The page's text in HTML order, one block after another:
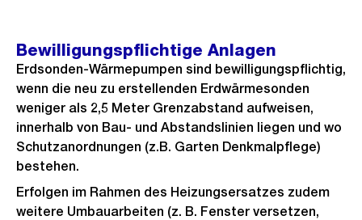
Bewilligungspflichtige Anlagen
Erdsonden-Wärmepumpen sind bewilligungspflichtig,
wenn die neu zu erstellenden Erdwärmesonden
weniger als 2,5 Meter Grenzabstand aufweisen,
innerhalb von Bau- und Abstandslinien liegen und wo
Schutzanordnungen (z.B. Garten Denkmalpflege)
bestehen.
Erfolgen im Rahmen des Heizungsersatzes zudem
weitere Umbauarbeiten (z. B. Fenster versetzen,